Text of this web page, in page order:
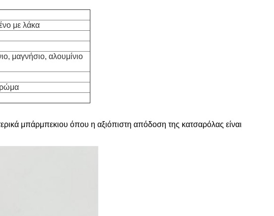
με λάκα
μαγνήσιο, αλουμίνιο
μπάρμπεκιου όπου η αξιόπιστη απόδοση της κατσαρόλας είναι